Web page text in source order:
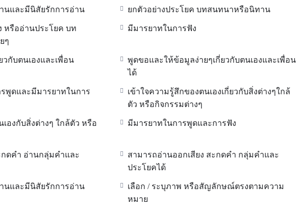
นและมีนิสัยรักการอ่าน ยกตัวอย่างประโยค บทสนทนาหรือนิทาน
หรืออ่านประโยค บท
ๆ
มีมารยาทในการฟัง
วกับตนเองและเพื่อน
พูดขอและให้ข้อมูลง่ายๆเกี่ยวกับตนเองและเพื่อน
ได้
พูดและมีมารยาทในการ
เข้าใจความรู้สึกของตนเองเกี่ยวกับสิ่งต่างๆใกล้
ตัว หรือกิจกรรมต่างๆ
องกับสิ่งต่างๆ ใกล้ตัว หรือ
มีมารยาทในการพูดและการฟัง
กดคำ อ่านกลุ่มคำและ
สามารถอ่านออกเสียง สะกดคำ กลุ่มคำและ
ประโยคได้
นและมีนิสัยรักการอ่าน
เลือก / ระบุภาพ หรือสัญลักษณ์ตรงตามความ
หมาย